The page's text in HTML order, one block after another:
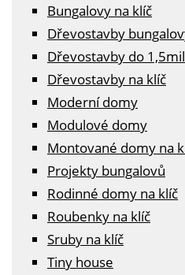
Bungalovy na klíč
Dřevostavby
Dřevostavby do 1,5mil
Dřevostavby na klíč
Moderní domy
Modulové domy
Montované domy na
Projekty bungalovů
Rodinné domy na klíč
Roubenky na klíč
Sruby na klíč
Tiny house